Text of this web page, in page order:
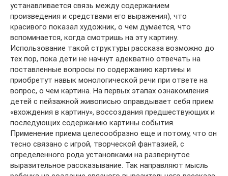
устанавливается связь между содержанием
произведения и средствами его выражения), что
красивого показал художник, о чем думается, что
вспоминается, когда смотришь на эту картину.
Использование такой структуры рассказа возможно до
тех пор, пока дети не начнут адекватно отвечать на
поставленные вопросы по содержанию картины и
приобретут навык монологической речи при ответе на
вопрос, о чем картина. На первых этапах ознакомления
детей с пейзажной живописью оправдывает себя прием
«вхождения в картину», воссоздания предшествующих и
последующих содержанию картины события.
Применение приема целесообразно еще и потому, что он
тесно связано с игрой, творческой фантазией, с
определенного рода установками на развернутое
выразительное рассказывание. Так направляют мысль